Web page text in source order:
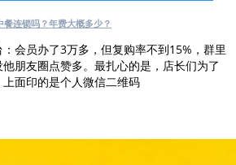
连锁吗？年费大概多少？
会员办了3万多，但复购率不到15%，群里
朋友圈点赞多。最扎心的是，店长们为了
面印的是个人微信二维码